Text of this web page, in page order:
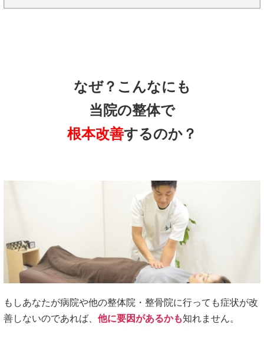
なぜ？こんなにも
当院の整体で
根本改善するのか？
もしあなたが病院や他の整体院・整骨院に行っても症状が改
善しないのであれば、 他に要因があるかも知れません。